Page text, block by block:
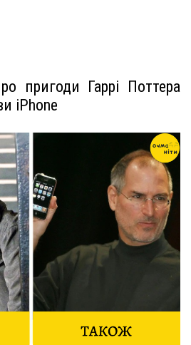
пригоди Гаррі Поттера
iPhone